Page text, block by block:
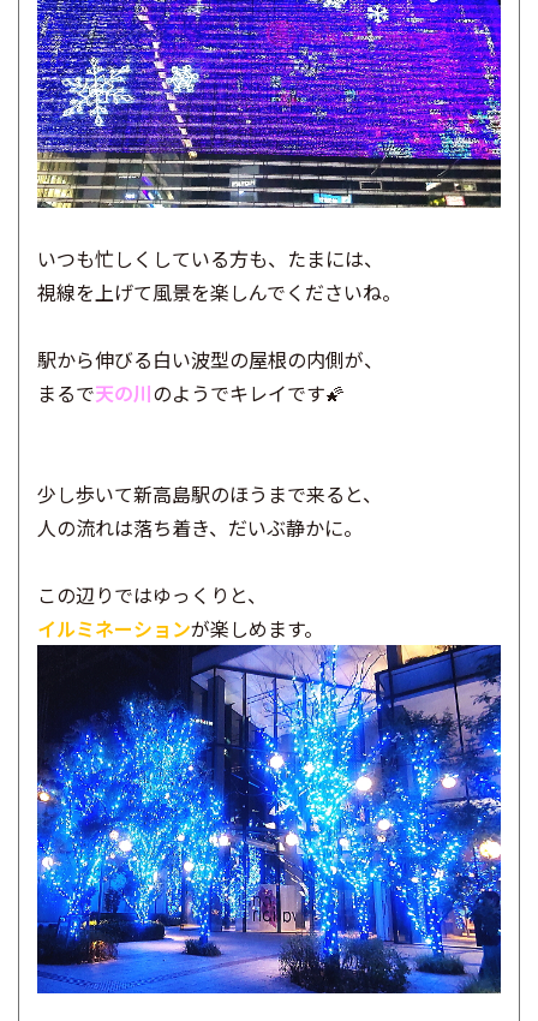
いつも忙しくしている方も、たまには、
視線を上げて風景を楽しんでくださいね。
駅から伸びる白い波型の屋根の内側が、
まるで天の川のようでキレイです🌠
少し歩いて新高島駅のほうまで来ると、
人の流れは落ち着き、だいぶ静かに。
この辺りではゆっくりと、
イルミネーションが楽しめます。